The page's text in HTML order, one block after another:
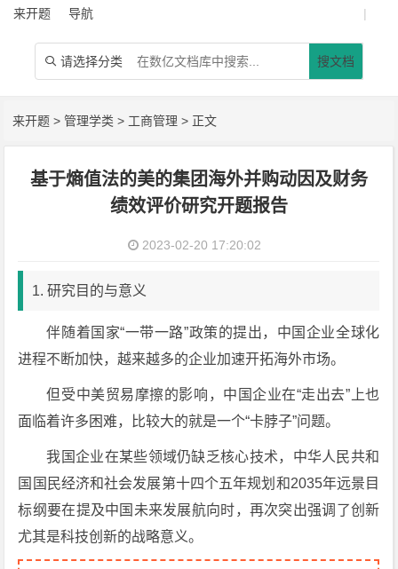
来开题 导航 |
 请选择分类 搜文档
来开题 >管理学类 > 工商管理 > 正文
基于熵值法的美的集团海外并购动因及财务
绩效评价研究开题报告
2023-02-20 17:20:02
1. 研究目的与意义
伴随着国家“一带一路”政策的提出，中国企业全球化
进程不断加快，越来越多的企业加速开拓海外市场。
但受中美贸易摩擦的影响，中国企业在“走出去”上也
面临着许多困难，比较大的就是一个“卡脖子”问题。
我国企业在某些领域仍缺乏核心技术，中华人民共和
国国民经济和社会发展第十四个五年规划和2035年远景目
标纲要在提及中国未来发展航向时，再次突出强调了创新
尤其是科技创新的战略意义。